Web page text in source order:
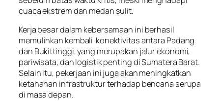
cuaca ekstrem dan medan sulit.
Kerja besar dalam kebersamaan ini berhasil
memulihkan kembali konektivitas antara Padang
dan Bukittinggi, yang merupakan jalur ekonomi,
pariwisata, dan logistik penting di Sumatera Barat.
Selain itu, pekerjaan ini juga akan meningkatkan
ketahanan infrastruktur terhadap bencana serupa
di masa depan.